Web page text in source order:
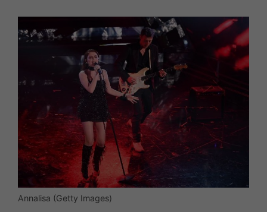
Annalisa (Getty Images)